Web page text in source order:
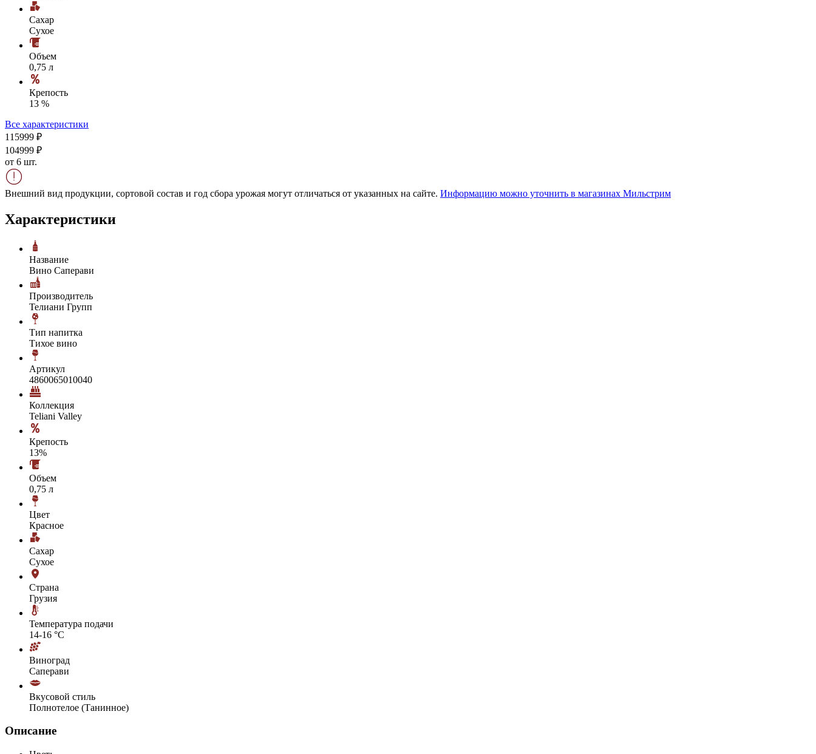
Сахар
Сухое
Объем
0,75 л
Крепость
13 %
Все характеристики
115999 ₽
104999 ₽
от 6 шт.
Внешний вид продукции, сортовой состав и год сбора урожая могут отличаться от указанных на сайте. Информацию можно уточнить в магазинах Мильстрим
Характеристики
Название
Вино Саперави
Производитель
Телиани Групп
Тип напитка
Тихое вино
Артикул
4860065010040
Коллекция
Teliani Valley
Крепость
13%
Объем
0,75 л
Цвет
Красное
Сахар
Сухое
Страна
Грузия
Температура подачи
14-16 °С
Виноград
Саперави
Вкусовой стиль
Полнотелое (Танинное)
Описание